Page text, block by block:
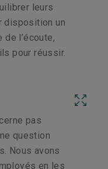
leurs
disposition un
l’écoute,
pour réussir.
pas
question
Nous avons
en les